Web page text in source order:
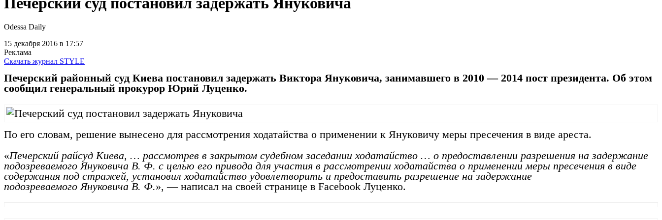
Odessa Daily
15 декабря 2016 в 17:57
Реклама
Скачать журнал STYLE
Печерский районный суд Киева постановил задержать Виктора Януковича, занимавшего в 2010 — 2014 пост президента. Об этом
сообщил генеральный прокурор Юрий Луценко.
По его словам, решение вынесено для рассмотрения ходатайства о применении к Януковичу меры пресечения в виде ареста.
«Печерский райсуд Киева, … рассмотрев в закрытом судебном заседании ходатайство … о предоставлении разрешения на задержание
подозреваемого Януковича В. Ф. с целью его привода для участия в рассмотрении ходатайства о применении меры пресечения в виде
содержания под стражей, установил ходатайство удовлетворить и предоставить разрешение на задержание
подозреваемого Януковича В. Ф.», — написал на своей странице в Facebook Луценко.